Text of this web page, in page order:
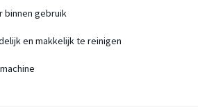
binnen gebruik
en makkelijk te reinigen